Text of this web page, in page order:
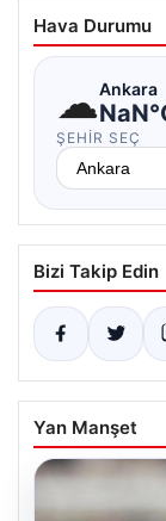
Hava Durumu
☁Ankara
ŞEHIR SEÇ
Bizi Takip Edin
Yan Manşet